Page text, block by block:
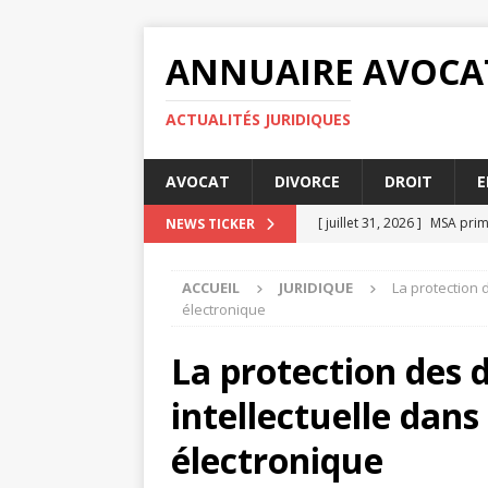
ANNUAIRE
ACTUALITÉS JURIDIQUES
AVOCAT DIVORCE DROIT
NEWS TICKER [ juillet 31, 2026 ] MSA
[ juillet 23, 2026 ] MSA
[ août 4, 2026 ] Comment
ACCUEIL JURIDIQUE
La protection
électronique
La protection des
intellectuelle
électronique